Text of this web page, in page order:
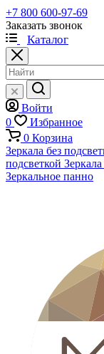
+7 800 600-97-69
Заказать звонок
Каталог
Войти
0
Избранное
0 Корзина
Зеркала без
подсветкой
Зеркальное панно